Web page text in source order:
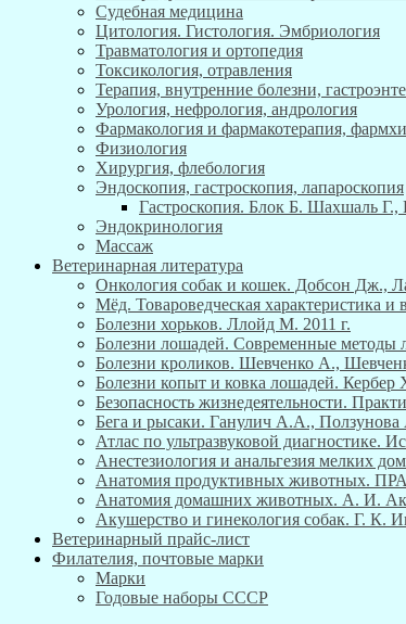
Судебная медицина
Цитология. Гистология. Эмбриология
Травматология и ортопедия
Токсикология, отравления
Терапия, внутренние болезни,
Урология, нефрология, андрология
Фармакология и фармакотерапия,
Физиология
Хирургия, флебология
Эндоскопия, гастроскопия, лапароскопия
Гастроскопия. Блок Б. Шахшаль
Эндокринология
Массаж
Ветеринарная литература
Онкология собак и кошек. Добсон Дж.,
Мёд. Товароведческая характеристика
Болезни хорьков. Ллойд М. 2011 г.
Болезни лошадей. Современные методы
Болезни кроликов. Шевченко А.,
Болезни копыт и ковка лошадей. Кербер
Безопасность жизнедеятельности.
Бега и рысаки. Ганулич А.А.,
Атлас по ультразвуковой
Анестезиология и анальгезия мелких
Анатомия продуктивных
Анатомия домашних животных. А. И.
Акушерство и гинекология собак. Г. К.
Ветеринарный прайс-лист
Филателия, почтовые марки
Марки
Годовые наборы СССР